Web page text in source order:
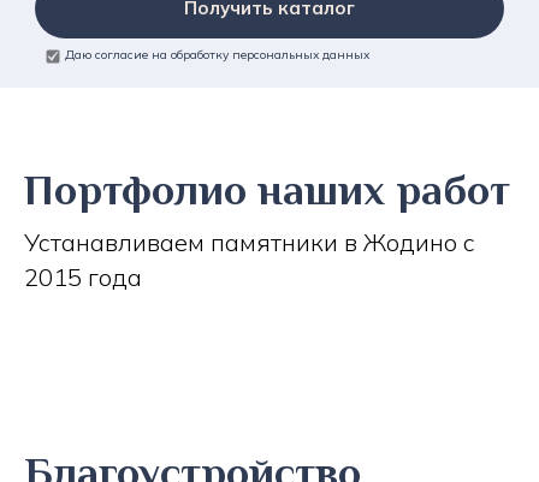
Получить каталог
Даю согласие на обработку персональных данных
Портфолио наших работ
Устанавливаем памятники в Жодино с
2015 года
Благоустройство